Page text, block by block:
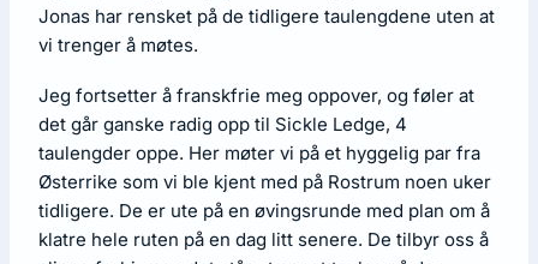
Jonas har rensket på de tidligere taulengdene uten at
vi trenger å møtes.
Jeg fortsetter å franskfrie meg oppover, og føler at
det går ganske radig opp til Sickle Ledge, 4
taulengder oppe. Her møter vi på et hyggelig par fra
Østerrike som vi ble kjent med på Rostrum noen uker
tidligere. De er ute på en øvingsrunde med plan om å
klatre hele ruten på en dag litt senere. De tilbyr oss å